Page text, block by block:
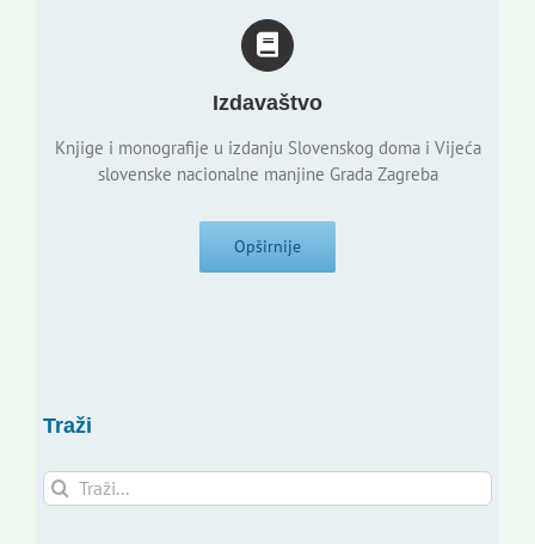
Izdavaštvo
Knjige i monografije u izdanju Slovenskog doma i Vijeća
slovenske nacionalne manjine Grada Zagreba
Opširnije
Traži
Traži...